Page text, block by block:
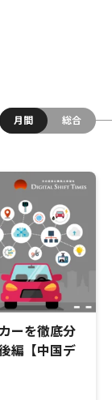
月間
総合
ーを徹底分
編【中国デ